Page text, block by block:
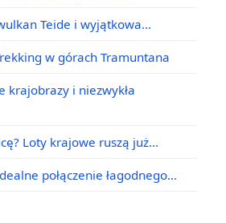
Teide i wyjątkowa…
w górach Tramuntana
krajobrazy i niezwykła
Loty krajowe ruszą już…
połączenie łagodnego…